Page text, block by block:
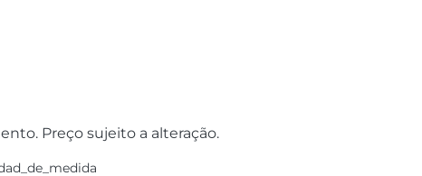
Preço sujeito a alteração.